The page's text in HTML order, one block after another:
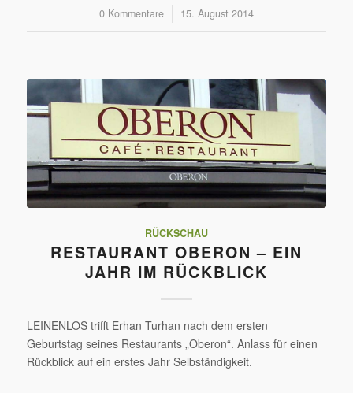
0 Kommentare
/ 15. August 2014
RÜCKSCHAU
RESTAURANT OBERON – EIN
JAHR IM RÜCKBLICK
LEINENLOS trifft Erhan Turhan nach dem ersten
Geburtstag seines Restaurants „Oberon“. Anlass für einen
Rückblick auf ein erstes Jahr Selbständigkeit.